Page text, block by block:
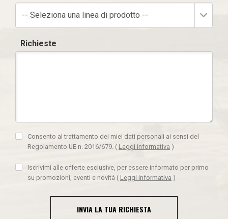
-- Seleziona una linea di prodotto --
Richieste
Consento al trattamento dei miei dati personali ai sensi del
Regolamento UE n. 2016/679. ( Leggi informativa )
Iscrivimi alle offerte esclusive, per essere informato per primo
su promozioni, eventi e novità ( Leggi informativa )
INVIA LA TUA RICHIESTA